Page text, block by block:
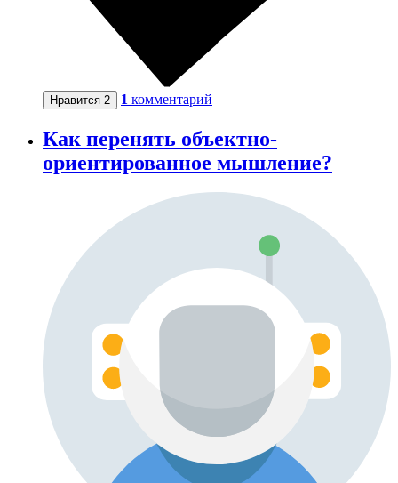
Нравится 2 1 комментарий
Как перенять объектно-
ориентированное мышление?